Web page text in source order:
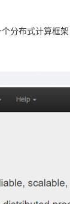
布式计算框